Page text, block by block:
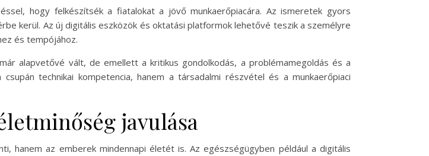
hogy felkészítsék a fiatalokat a jövő munkaerőpiacára. Az ismeretek gyors
kerül. Az új digitális eszközök és oktatási platformok lehetővé teszik a személyre
és tempójához.
alapvetővé vált, de emellett a kritikus gondolkodás, a problémamegoldás és a
technikai kompetencia, hanem a társadalmi részvétel és a munkaerőpiaci
javulása
hanem az emberek mindennapi életét is. Az egészségügyben például a digitális